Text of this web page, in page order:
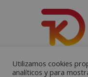
Utilizamos cookies
analíticos y para